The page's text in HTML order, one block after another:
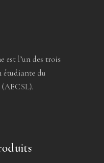
est l’un des trois
étudiante du